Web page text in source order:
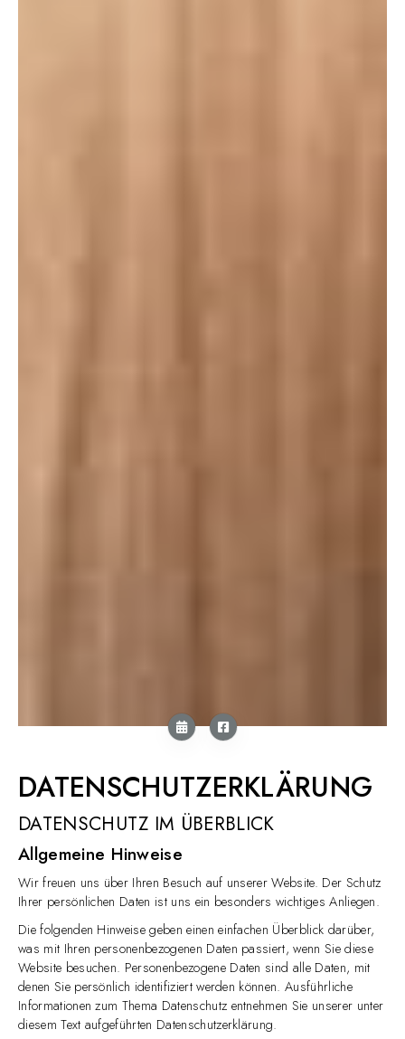
DATENSCHUTZERKLÄRUNG
DATENSCHUTZ IM ÜBERBLICK
Allgemeine Hinweise
Wir freuen uns über Ihren Besuch auf unserer Website. Der Schutz
Ihrer persönlichen Daten ist uns ein besonders wichtiges Anliegen.
Die folgenden Hinweise geben einen einfachen Überblick darüber,
was mit Ihren personenbezogenen Daten passiert, wenn Sie diese
Website besuchen. Personenbezogene Daten sind alle Daten, mit
denen Sie persönlich identifiziert werden können. Ausführliche
Informationen zum Thema Datenschutz entnehmen Sie unserer unter
diesem Text aufgeführten Datenschutzerklärung.